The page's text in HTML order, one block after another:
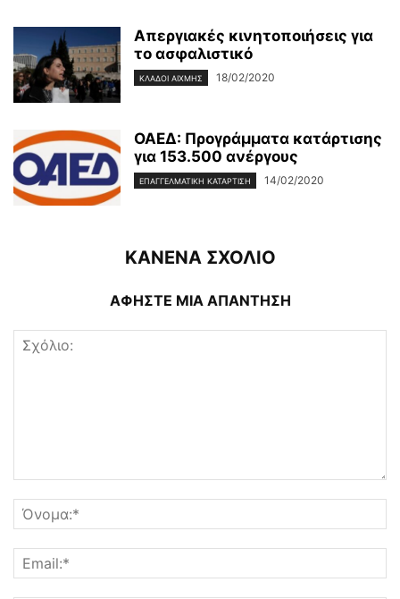
Απεργιακές κινητοποιήσεις για
το ασφαλιστικό
ΚΛΆΔΟΙ ΑΙΧΜΉΣ 18/02/2020
ΟΑΕΔ: Προγράμματα κατάρτισης
για 153.500 ανέργους
ΕΠΑΓΓΕΛΜΑΤΙΚΉ ΚΑΤΆΡΤΙΣΗ 14/02/2020
ΚΑΝΕΝΑ ΣΧΟΛΙΟ
ΑΦΗΣΤΕ ΜΙΑ ΑΠΑΝΤΗΣΗ